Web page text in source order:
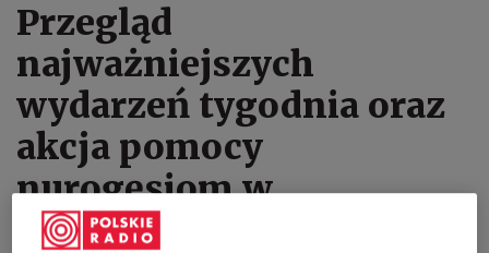
Przegląd
najważniejszych
wydarzeń tygodnia oraz
akcja pomocy
nurogęsiom w
Warszawie